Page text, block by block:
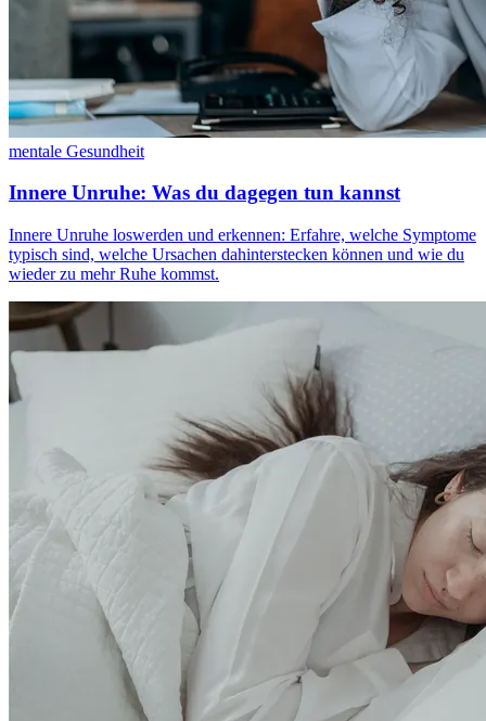
mentale Gesundheit
Innere Unruhe: Was du dagegen tun kannst
Innere Unruhe loswerden und erkennen: Erfahre, welche Symptome
typisch sind, welche Ursachen dahinterstecken können und wie du
wieder zu mehr Ruhe kommst.